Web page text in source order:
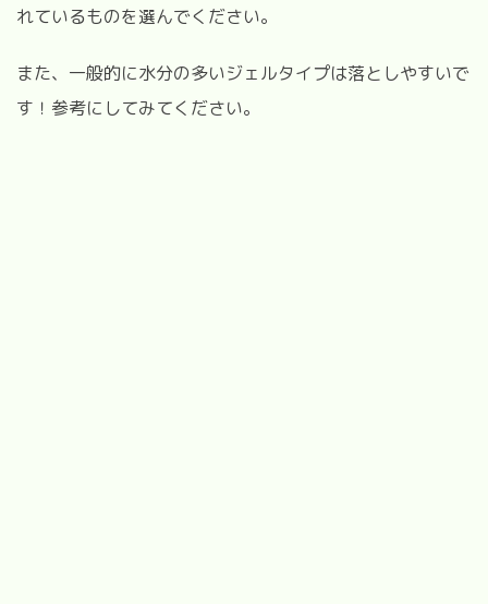
れているものを選んでください。
また、一般的に水分の多いジェルタイプは落としやすいで
す！参考にしてみてください。